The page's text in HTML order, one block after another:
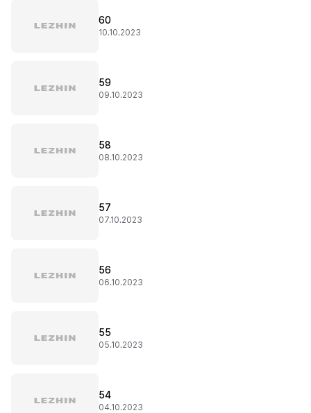
60
10.10.2023
59
09.10.2023
58
08.10.2023
57
07.10.2023
56
06.10.2023
55
05.10.2023
54
04.10.2023